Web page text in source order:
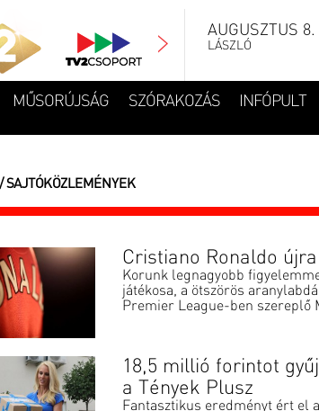
AUGUSZTUS 8.
LÁSZLÓ
MŰSORÚJSÁG SZÓRAKOZÁS INFÓPULT
/ SAJTÓKÖZLEMÉNYEK
Cristiano Ronaldo
Korunk legnagyobb
játékosa, a ötszörös
Premier League-ben szereplő
18,5 millió forintot
a Tények Plusz
Fantasztikus eredményt ért el